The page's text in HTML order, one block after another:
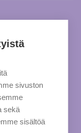
sivuston
sekä
sisältöä